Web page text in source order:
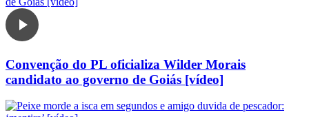
Convenção do PL oficializa Wilder Morais
candidato ao governo de Goiás [vídeo]